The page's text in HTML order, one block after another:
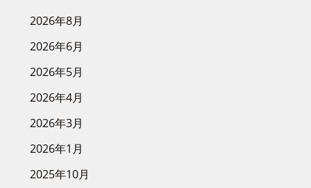
2026年8月
2026年6月
2026年5月
2026年4月
2026年3月
2026年1月
2025年10月